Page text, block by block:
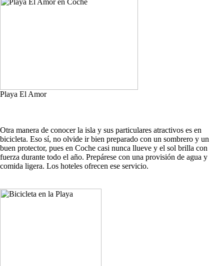
Playa El Amor
Otra manera de conocer la isla y sus particulares atractivos es en
bicicleta. Eso sí, no olvide ir bien preparado con un sombrero y un
buen protector, pues en Coche casi nunca llueve y el sol brilla con
fuerza durante todo el año. Prepárese con una provisión de agua y
comida ligera. Los hoteles ofrecen ese servicio.